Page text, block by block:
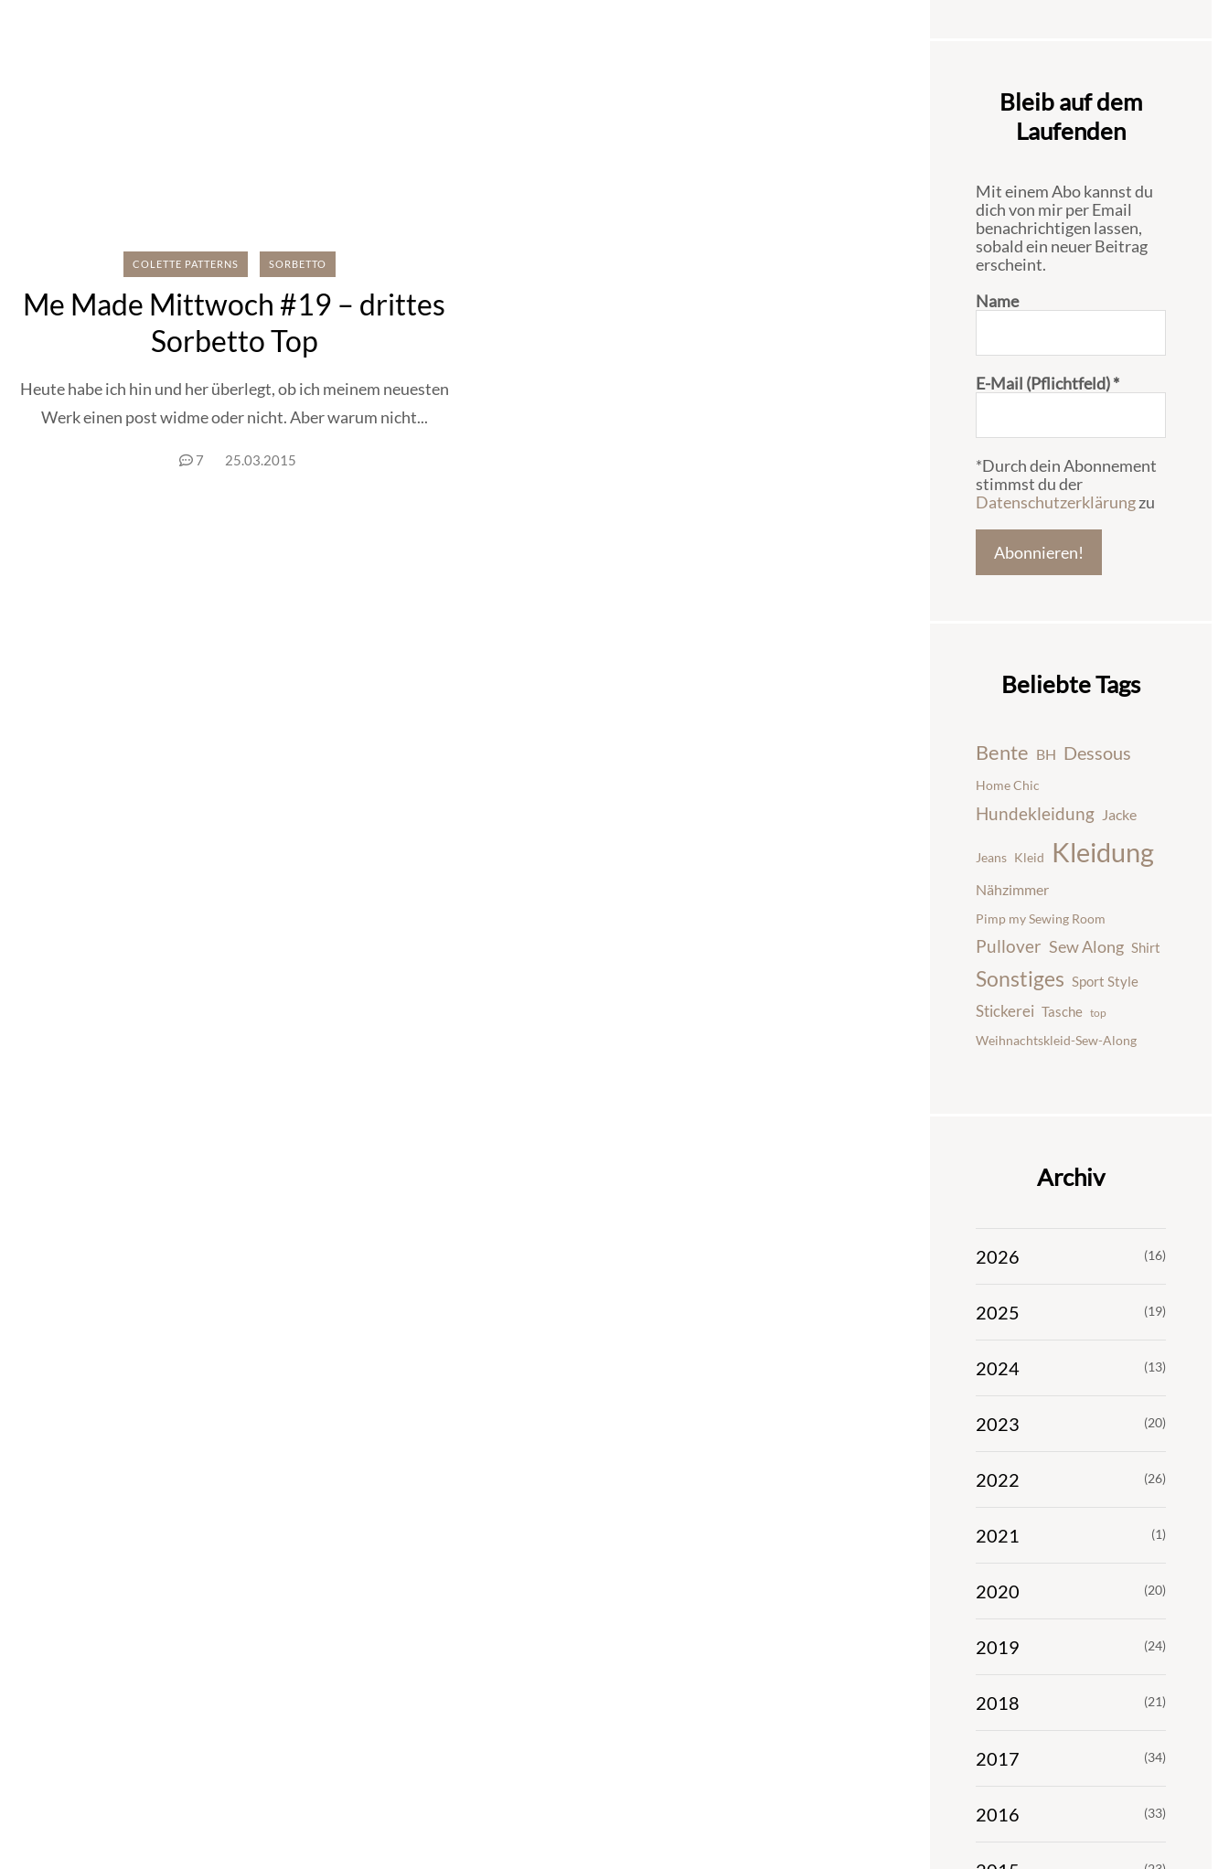
COLETTE PATTERNS SORBETTO
Me Made Mittwoch #19 – drittes
Sorbetto Top
Heute habe ich hin und her überlegt, ob ich meinem neuesten
Werk einen post widme oder nicht. Aber warum nicht...
7 25.03.2015
Bleib auf dem
Laufenden
Mit einem Abo kannst du
dich von mir per Email
benachrichtigen lassen,
sobald ein neuer Beitrag
erscheint.
Name
E-Mail (Pflichtfeld)*
*Durch dein Abonnement
stimmst du der
Datenschutzerklärungzu
Beliebte Tags
Bente BH Dessous
Home Chic
Hundekleidung Jacke
Jeans Kleid Kleidung
Nähzimmer
Pimp my Sewing Room
Pullover Sew Along Shirt
Sonstiges Sport Style
Stickerei Tasche top
Weihnachtskleid-Sew-Along
Archiv
2026 (16)
2025 (19)
2024 (13)
2023 (20)
2022 (26)
2021 (1)
2020 (20)
2019 (24)
2018 (21)
2017 (34)
2016 (33)